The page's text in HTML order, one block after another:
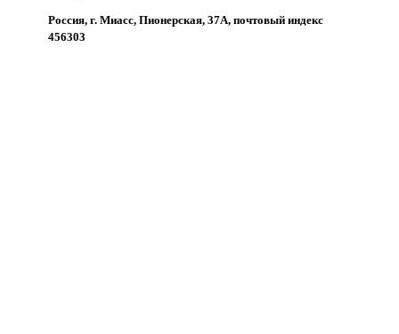
Россия, г. Миасс, Пионерская, 37А, почтовый индекс
456303